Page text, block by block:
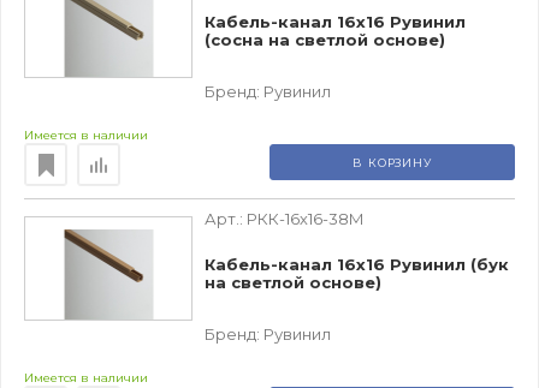
Кабель-канал 16х16 Рувинил
(сосна на светлой основе)
Бренд: Рувинил
Имеется в наличии
В КОРЗИНУ
Арт.: РКК-16х16-38М
Кабель-канал 16х16 Рувинил (бук
на светлой основе)
Бренд: Рувинил
Имеется в наличии